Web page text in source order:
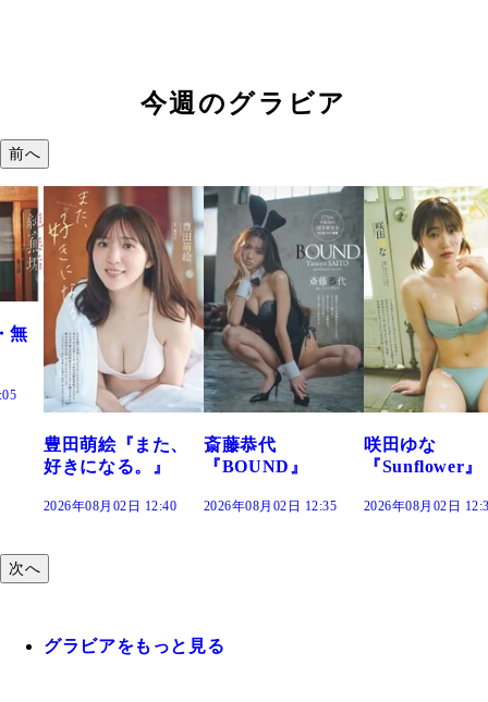
今週のグラビア
前へ
斎藤恭代
『BOUND』
2026年08月02日 12:35
咲田ゆな
『Sunflower』
2026年08月02日 12:30
藤水咲桜『花
だまり』
2026年08月02日
次へ
グラビアをもっと見る